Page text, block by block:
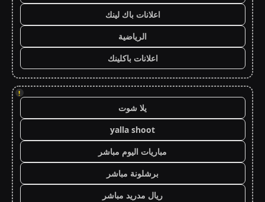
اعلانات باك لينك
الرياضية
اعلانات باكلينك
!
يلا شوت
yalla shoot
مباريات اليوم مباشر
برشلونة مباشر
ريال مدريد مباشر